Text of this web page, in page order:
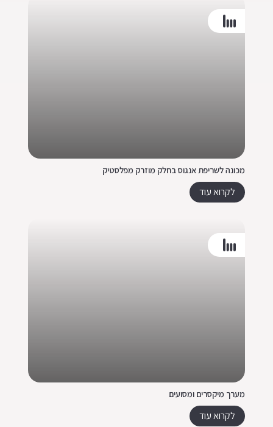
מכונה לשריפת אנגוס בחלק מוזרק מפלסטיק
לקרוא עוד
מערך מיקסרים ומסועים
לקרוא עוד